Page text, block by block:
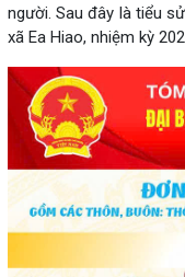
người. Sau đây là tiểu
xã Ea Hiao, nhiệm kỳ